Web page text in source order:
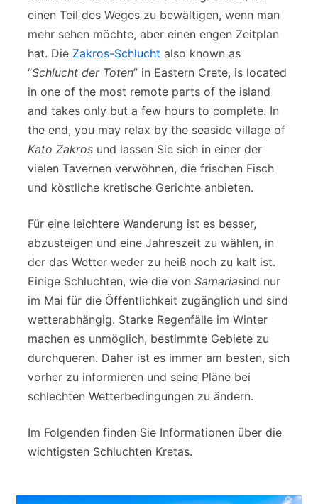
einen Teil des Weges zu bewältigen, wenn man
mehr sehen möchte, aber einen engen Zeitplan
hat. Die Zakros-Schlucht also known as
“Schlucht der Toten” in Eastern Crete, is located
in one of the most remote parts of the island
and takes only but a few hours to complete. In
the end, you may relax by the seaside village of
Kato Zakros und lassen Sie sich in einer der
vielen Tavernen verwöhnen, die frischen Fisch
und köstliche kretische Gerichte anbieten.
Für eine leichtere Wanderung ist es besser,
abzusteigen und eine Jahreszeit zu wählen, in
der das Wetter weder zu heiß noch zu kalt ist.
Einige Schluchten, wie die von Samariasind nur
im Mai für die Öffentlichkeit zugänglich und sind
wetterabhängig. Starke Regenfälle im Winter
machen es unmöglich, bestimmte Gebiete zu
durchqueren. Daher ist es immer am besten, sich
vorher zu informieren und seine Pläne bei
schlechten Wetterbedingungen zu ändern.
Im Folgenden finden Sie Informationen über die
wichtigsten Schluchten Kretas.